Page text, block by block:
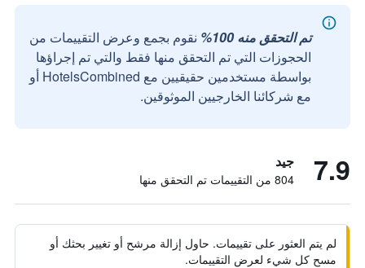
تم التحقق منه 100%
نقوم بجمع وعرض التقييمات من
الحجوزات التي تم التحقق منها فقط والتي تم إجراؤها
بواسطة مستخدمين حقيقيين مع HotelsCombined أو
مع شركائنا الخارجيين الموثوقين.
7.9 جيد
804 من التقييمات تم التحقق منها
لم يتم العثور على تقييمات. حاول إزالة مرشح أو تغيير بحثك أو
مسح كل شيء لعرض التقييمات.